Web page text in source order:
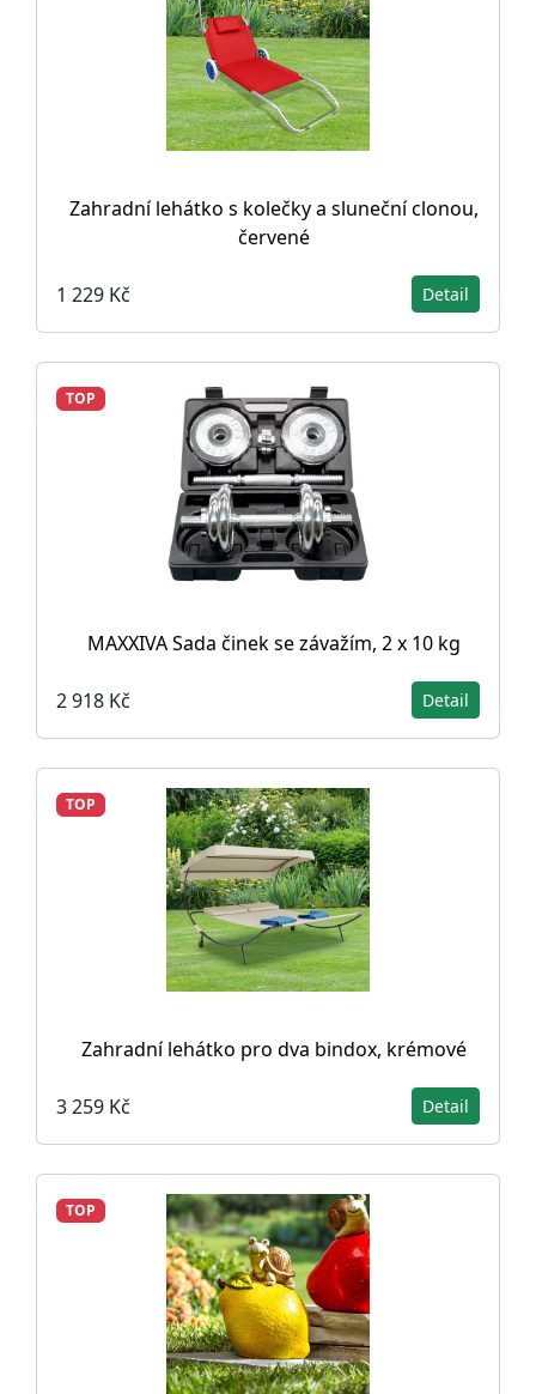
Zahradní lehátko s kolečky a sluneční clonou,
červené
1 229 Kč Detail
TOP
MAXXIVA Sada činek se závažím, 2 x 10 kg
2 918 Kč Detail
TOP
Zahradní lehátko pro dva bindox, krémové
3 259 Kč Detail
TOP